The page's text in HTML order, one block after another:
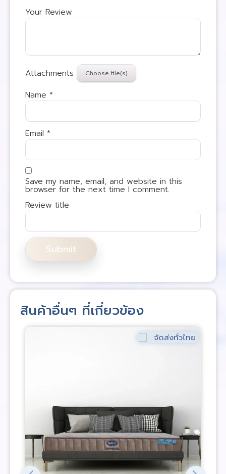
Your Review
Attachments
Name *
Email *
Save my name, email, and website in this
browser for the next time I comment.
Review title
สินค้าอื่นๆ ที่เกี่ยวข้อง
จัดส่งทั่วไทย